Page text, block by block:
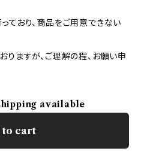
ており、商品をご用意できない
りますが、ご理解の程、お願い申
available
cart